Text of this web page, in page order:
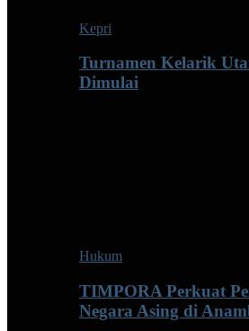
Kepri
Turnamen Kelarik
Dimulai
Hukum
TIMPORA Perkuat
Negara Asing di